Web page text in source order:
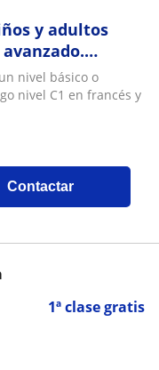
y adultos
nivel básico o
nivel C1 en francés y
Contactar
1ª clase gratis